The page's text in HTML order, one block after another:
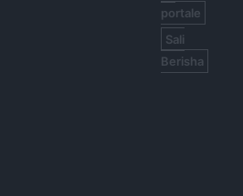
portale
Sali
Berisha